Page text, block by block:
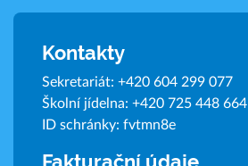
Kontakty
Sekretariát: +420 604 299 077
Školní jídelna: +420 725 448 664
ID schránky: fvtmn8e